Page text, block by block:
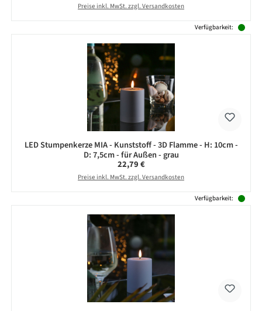
Preise inkl. MwSt. zzgl. Versandkosten
Verfügbarkeit:
LED Stumpenkerze MIA - Kunststoff - 3D Flamme - H: 10cm -
D: 7,5cm - für Außen - grau
Regulärer Preis:
22,79 €
Preise inkl. MwSt. zzgl. Versandkosten
Verfügbarkeit: